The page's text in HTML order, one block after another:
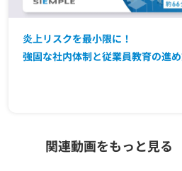
炎上リスクを最小限に！
強固な社内体制と従業員教育の進
関連動画をもっと見る